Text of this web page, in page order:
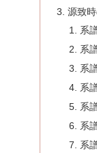
源致
系
系
系
系
系
系
系